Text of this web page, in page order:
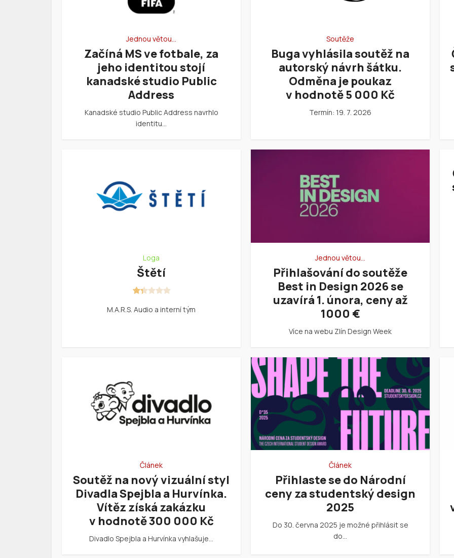
Jednou větou…
Začíná MS ve fotbale, za
jeho identitou stojí
kanadské studio Public
Address
Kanadské studio Public Address navrhlo
identitu…
Soutěže
Buga vyhlásila soutěž na
autorský návrh šátku.
Odměna je poukaz
v hodnotě 5 000 Kč
Termín: 19. 7. 2026
Loga
Štětí
M.A.R.S. Audio a interní tým
Jednou větou…
Přihlašování do soutěže
Best in Design 2026 se
uzavírá 1. února, ceny až
1000 €
Více na webu Zlín Design Week
Článek
Soutěž na nový vizuální styl
Divadla Spejbla a Hurvínka.
Vítěz získá zakázku
v hodnotě 300 000 Kč
Divadlo Spejbla a Hurvínka vyhlašuje…
Článek
Přihlaste se do Národní
ceny za studentský design
2025
Do 30. června 2025 je možné přihlásit se
do…